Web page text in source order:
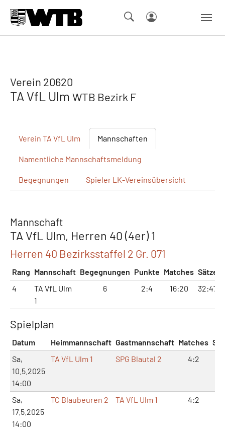
Verein 20620
TA VfL Ulm WTB Bezirk F
Verein TA VfL Ulm Mannschaften
Namentliche Mannschaftsmeldung
Begegnungen Spieler LK-Vereinsübersicht
Mannschaft
TA VfL Ulm, Herren 40 (4er) 1
Herren 40 Bezirksstaffel 2 Gr. 071
Rang Mannschaft Begegnungen Punkte Matches Sätze
4
TA VfL Ulm
1
6 2:4 16:20 32:47
Spielplan
Datum Heimmannschaft Gastmannschaft Matches
Sa,
10.5.2025
14:00
TA VfL Ulm 1 SPG Blautal 2 4:2
Sa,
17.5.2025
14:00
TC Blaubeuren 2 TA VfL Ulm 1 4:2